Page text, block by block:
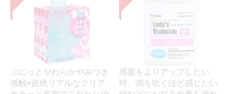
ぷにっとやわらかやみつき
感触×超絶リアルなクリア
感度をよりアップしたい
時、潮を吹くほど感じたい